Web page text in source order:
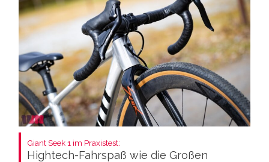
Giant Seek 1 im Praxistest:
Hightech-Fahrspaß wie die Großen